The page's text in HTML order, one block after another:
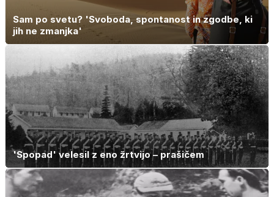
Sam po svetu? 'Svoboda, spontanost in zgodbe, ki
jih ne zmanjka'
'Spopad' velesil z eno žrtvijo – prašičem